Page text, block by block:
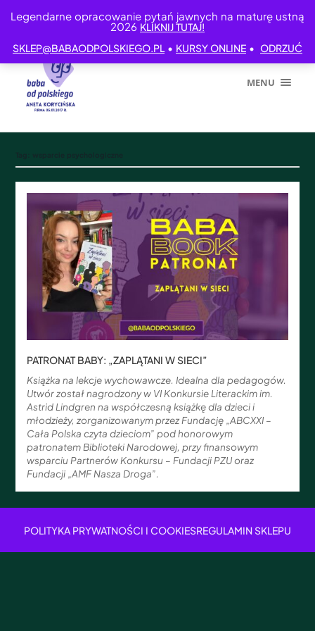
Legendarne opracowanie pytań jawnych na maturę ustną
2026 KLIKNIJ TUTAJ!
SKLEP@BABAODPOLSKIEGO.PL • KURSY ONLINE • ODRZUĆ
MENU
PATRONAT BABY: „ZAPLĄTANI W SIECI”
Książka na lekcje wychowawcze. Idealna dla pedagogów.
Utwór został nagrodzony w VI Konkursie Literackim im.
Astrid Lindgren na współczesną książkę dla dzieci i
młodzieży, zorganizowanym przez Fundację „ABCXXI –
Cała Polska czyta dzieciom” pod honorowym
patronatem Biblioteki Narodowej, przy finansowym
wsparciu Partnerów Konkursu – Fundacji PZU oraz
Fundacji „AMF Nasza Droga”.
POLITYKA PRYWATNOŚCI I COOKIESREGULAMIN SKLEPU